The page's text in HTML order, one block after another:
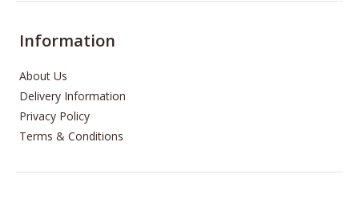
Information
About Us
Delivery Information
Privacy Policy
Terms & Conditions